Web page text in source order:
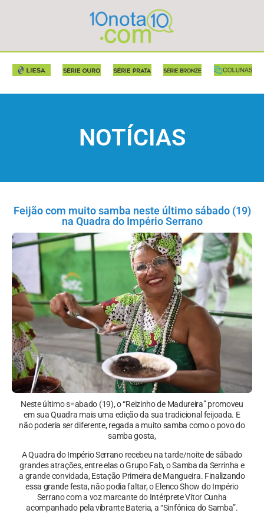
NOTÍCIAS
Feijão com muito samba neste último sábado (19)
na Quadra do Império Serrano
Neste último s=abado (19), o “Reizinho de Madureira” promoveu
em sua Quadra mais uma edição da sua tradicional feijoada. E
não poderia ser diferente, regada a muito samba como o povo do
samba gosta,
A Quadra do Império Serrano recebeu na tarde/noite de sábado
grandes atrações, entre elas o Grupo Fab, o Samba da Serrinha e
a grande convidada, Estação Primeira de Mangueira. Finalizando
essa grande festa, não podia faltar, o Elenco Show do Império
Serrano com a voz marcante do Intérprete Vítor Cunha
acompanhado pela vibrante Bateria, a “Sinfônica do Samba”.